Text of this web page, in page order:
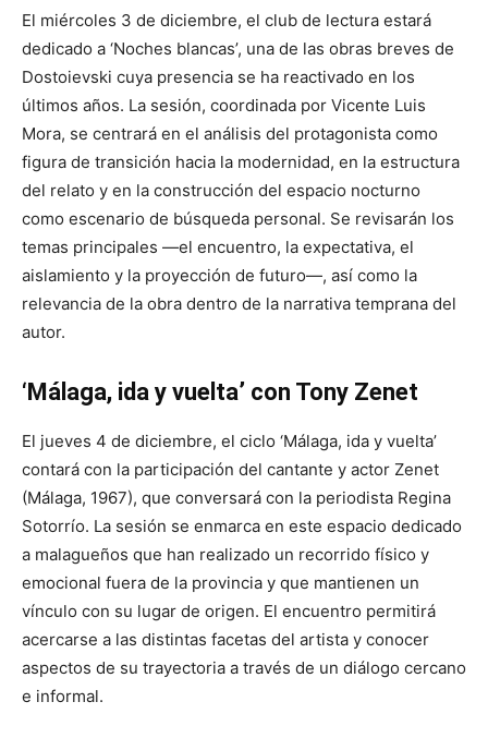
El miércoles 3 de diciembre, el club de lectura estará
dedicado a ‘Noches blancas’, una de las obras breves de
Dostoievski cuya presencia se ha reactivado en los
últimos años. La sesión, coordinada por Vicente Luis
Mora, se centrará en el análisis del protagonista como
figura de transición hacia la modernidad, en la estructura
del relato y en la construcción del espacio nocturno
como escenario de búsqueda personal. Se revisarán los
temas principales —el encuentro, la expectativa, el
aislamiento y la proyección de futuro—, así como la
relevancia de la obra dentro de la narrativa temprana del
autor.
‘Málaga, ida y vuelta’ con Tony Zenet
El jueves 4 de diciembre, el ciclo ‘Málaga, ida y vuelta’
contará con la participación del cantante y actor Zenet
(Málaga, 1967), que conversará con la periodista Regina
Sotorrío. La sesión se enmarca en este espacio dedicado
a malagueños que han realizado un recorrido físico y
emocional fuera de la provincia y que mantienen un
vínculo con su lugar de origen. El encuentro permitirá
acercarse a las distintas facetas del artista y conocer
aspectos de su trayectoria a través de un diálogo cercano
e informal.